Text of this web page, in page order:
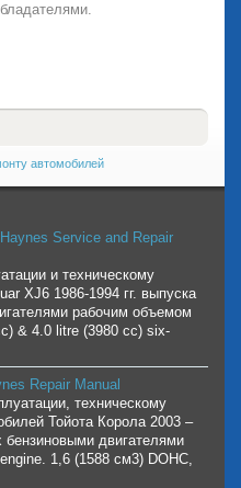
автомобилей
Service and Repair
и техническому
XJ6 1986-1994 гг. выпуска
рабочим объемом
& 4.0 litre (3980 cc) six-
Repair Manual
техническому
Тойота Корола 2003 –
бензиновыми двигателями
1,6 (1588 см3) DOHC,